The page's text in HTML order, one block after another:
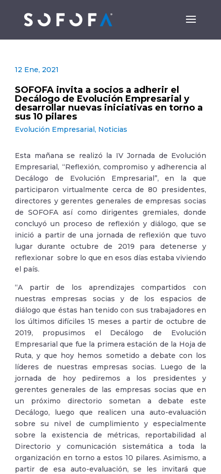
12 Ene, 2021
SOFOFA invita a socios a adherir el
Decálogo de Evolución Empresarial y
desarrollar nuevas iniciativas en torno a
sus 10 pilares
Evolución Empresarial, Noticias
Esta mañana se realizó la IV Jornada de Evolución
Empresarial, “Reflexión, compromiso y adherencia al
Decálogo de Evolución Empresarial”, en la que
participaron virtualmente cerca de 80 presidentes,
directores y gerentes generales de empresas socias
de SOFOFA así como dirigentes gremiales, donde
concluyó un proceso de reflexión y diálogo, que se
inició a partir de una jornada de reflexión que tuvo
lugar durante octubre de 2019 para detenerse y
reflexionar sobre lo que en esos días estaba viviendo
el país.
“A partir de los aprendizajes compartidos con
nuestras empresas socias y de los espacios de
diálogo que éstas han tenido con sus trabajadores en
los últimos difíciles 15 meses a partir de octubre de
2019, propusimos el Decálogo de Evolución
Empresarial que fue la primera estación de la Hoja de
Ruta, y que hoy hemos sometido a debate con los
líderes de nuestras empresas socias. Luego de la
jornada de hoy pediremos a los presidentes y
gerentes generales de las empresas socias que en
un próximo directorio sometan a debate este
Decálogo, luego que realicen una auto-evaluación
sobre su nivel de cumplimiento y especialmente
sobre la existencia de métricas, reportabilidad al
Directorio y comunicación sistemática a toda la
organización en torno a estos 10 pilares. Asimismo, a
partir de esa auto-evaluación, se les invitará que